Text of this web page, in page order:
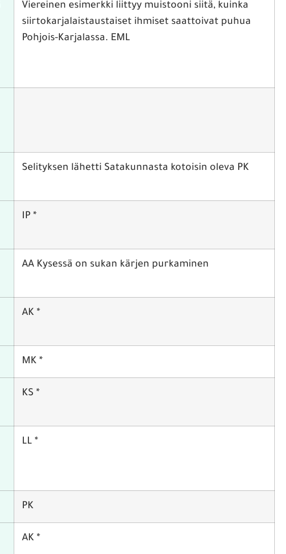
Viereinen esimerkki liittyy muistooni siitä, kuinka
siirtokarjalaistaustaiset ihmiset saattoivat puhua
Pohjois-Karjalassa. EML
Selityksen lähetti Satakunnasta kotoisin oleva PK
IP *
AA Kysessä on sukan kärjen purkaminen
AK *
MK *
KS *
LL *
PK
AK *